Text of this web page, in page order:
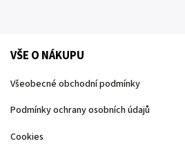
VŠE O NÁKUPU
Všeobecné obchodní podmínky
Podmínky ochrany osobních údajů
Cookies